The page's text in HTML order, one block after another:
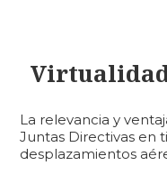
La relevancia y
Juntas Directivas en
desplazamientos